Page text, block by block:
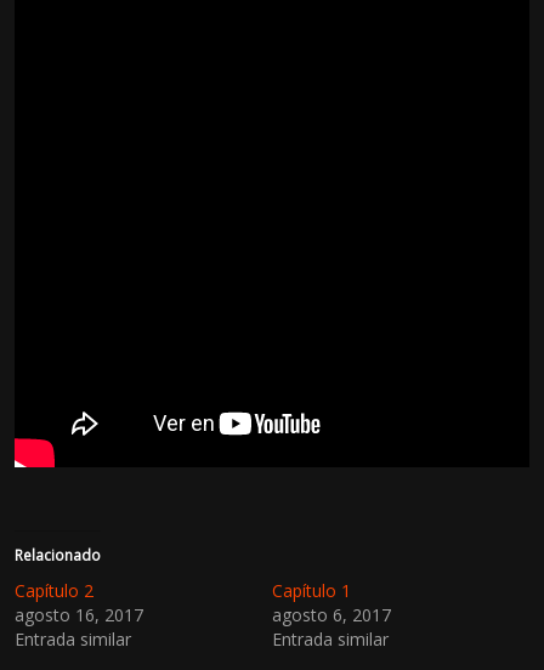
Relacionado
Capítulo 2
agosto 16, 2017
Entrada similar
Capítulo 1
agosto 6, 2017
Entrada similar